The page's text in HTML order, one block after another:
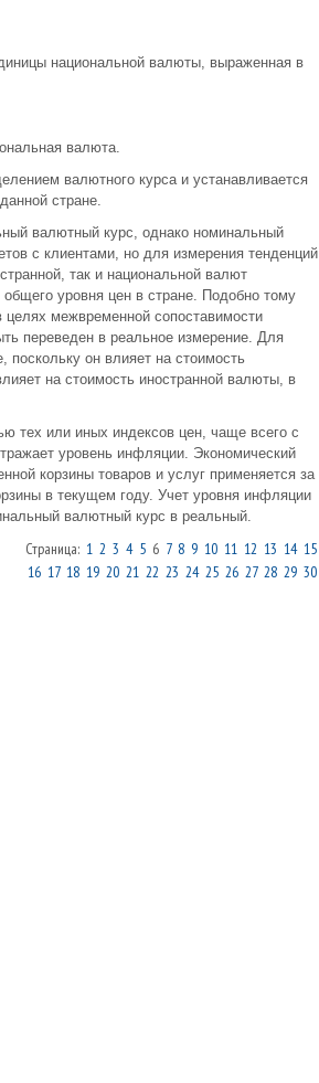
национальной валюты, выраженная в
валюта.
валютного курса и устанавливается
стране.
валютный курс, однако номинальный
с клиентами, но для измерения тенденций
так и национальной валют
уровня цен в стране. Подобно тому
межвременной сопоставимости
переведен в реальное измерение. Для
поскольку он влияет на стоимость
на стоимость иностранной валюты, в
тех или иных индексов цен, чаще всего с
уровень инфляции. Экономический
корзины товаров и услуг применяется за
в текущем году. Учет уровня инфляции
валютный курс в реальный.
Страница: 1 2 3 4 56 7 8 9 10 11 12 13 14 15
16 17 18 19 20 21 22 23 24 25 26 27 28 29 30